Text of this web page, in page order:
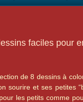
faciles pour
de 8 dessins à
sourire et ses petites
les petits comme